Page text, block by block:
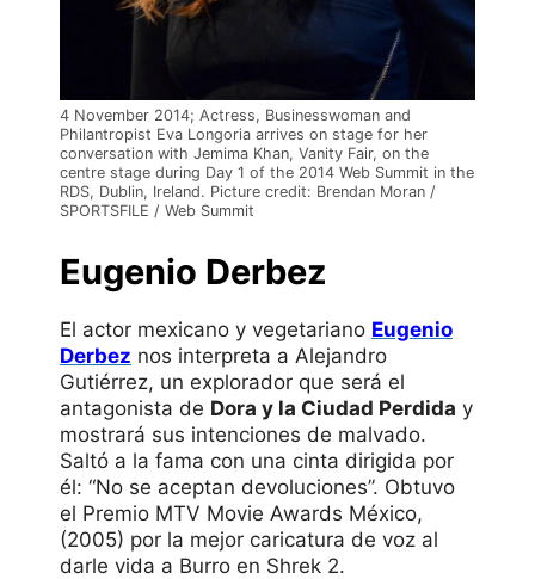
4 November 2014; Actress, Businesswoman and
Philantropist Eva Longoria arrives on stage for her
conversation with Jemima Khan, Vanity Fair, on the
centre stage during Day 1 of the 2014 Web Summit in the
RDS, Dublin, Ireland. Picture credit: Brendan Moran /
SPORTSFILE / Web Summit
Eugenio Derbez
El actor mexicano y vegetariano Eugenio
Derbez nos interpreta a Alejandro
Gutiérrez, un explorador que será el
antagonista de Dora y la Ciudad Perdida y
mostrará sus intenciones de malvado.
Saltó a la fama con una cinta dirigida por
él: “No se aceptan devoluciones”. Obtuvo
el Premio MTV Movie Awards México,
(2005) por la mejor caricatura de voz al
darle vida a Burro en Shrek 2.